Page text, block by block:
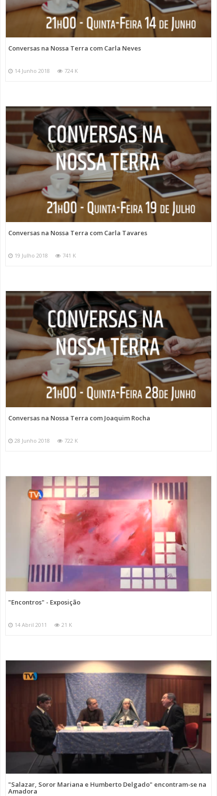
Conversas na Nossa Terra com Carla Neves
14 Junho 2018 724 K
Conversas na Nossa Terra com Carla Tavares
19 Julho 2018 741 K
Conversas na Nossa Terra com Joaquim Rocha
28 Junho 2018 722 K
"Encontros" - Exposição
14 Abril 2011 21 K
"Salazar, Soror Mariana e Humberto Delgado" encontram-se na
Amadora